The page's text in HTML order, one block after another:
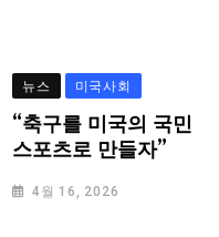
뉴스 미국사회
“축구를 미국의 국민
스포츠로 만들자”
4월 16, 2026